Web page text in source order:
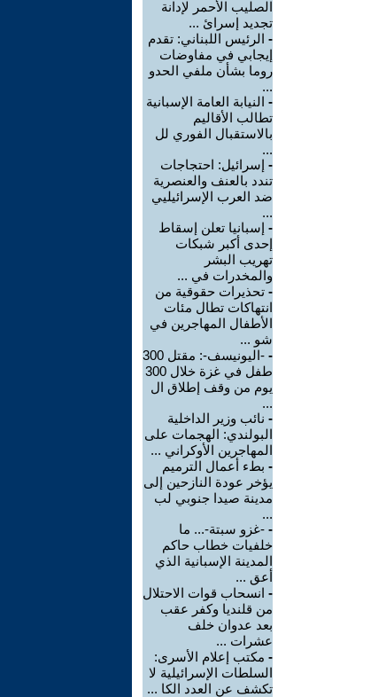
الصليب الأحمر لإدانة
تجديد إسرائ ...
- الرئيس اللبناني: تقدم
إيجابي في مفاوضات
روما بشأن ملفي الحدو
...
- النيابة العامة الإسبانية
تطالب الأقاليم
بالاستقبال الفوري لل
...
- إسرائيل: احتجاجات
تندد بالعنف والعنصرية
ضد العرب الإسرائيليي
...
- إسبانيا تعلن إسقاط
إحدى أكبر شبكات
تهريب البشر
والمخدرات في ...
- تحذيرات حقوقية من
انتهاكات تطال مئات
الأطفال المهاجرين في
شو ...
-
-اليونيسف-: مقتل 300
طفل في غزة خلال 300
يوم من وقف إطلاق ال
...
- نائب وزير الداخلية
البولندي: الهجمات على
المهاجرين الأوكراني ...
- بطء أعمال الترميم
يؤخر عودة النازحين إلى
مدينة صيدا جنوبي لب
...
- -غزو سبتة-... ما
خلفيات خطاب حاكم
المدينة الإسبانية الذي
أعق ...
- انسحاب قوات الاحتلال
من قلنديا وكفر عقب
بعد عدوان خلف
عشرات ...
- مكتب إعلام الأسرى:
السلطات الإسرائيلية لا
تكشف عن العدد الكا ...